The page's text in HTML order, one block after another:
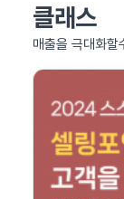
클래스
매출을 극대화